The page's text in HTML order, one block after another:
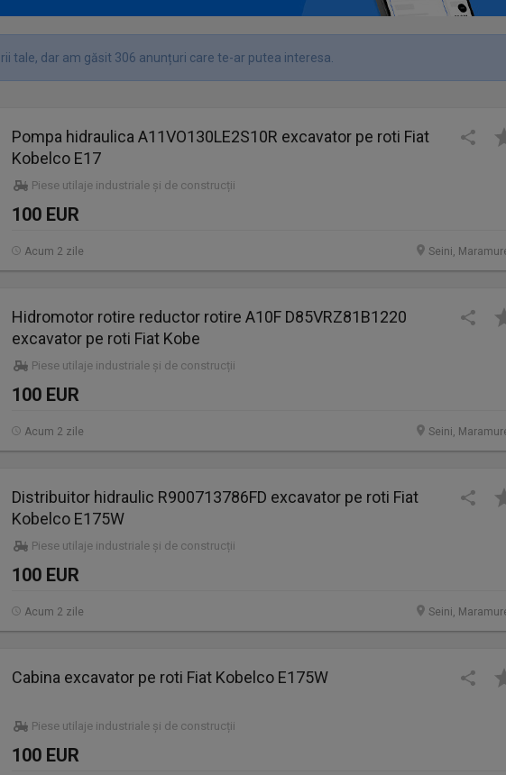
tale, dar am găsit 306 anunțuri care te-ar putea interesa.
Pompa hidraulica A11VO130LE2S10R excavator pe roti Fiat
Kobelco E17
Piese utilaje industriale și de construcții
100 EUR
Seini,
Acum 2 zile
Hidromotor rotire reductor rotire A10F D85VRZ81B1220
excavator pe roti Fiat Kobe
Piese utilaje industriale și de construcții
100 EUR
Seini,
Acum 2 zile
Distribuitor hidraulic R900713786FD excavator pe roti Fiat
Kobelco E175W
Piese utilaje industriale și de construcții
100 EUR
Seini,
Acum 2 zile
Cabina excavator pe roti Fiat Kobelco E175W
Piese utilaje industriale și de construcții
100 EUR